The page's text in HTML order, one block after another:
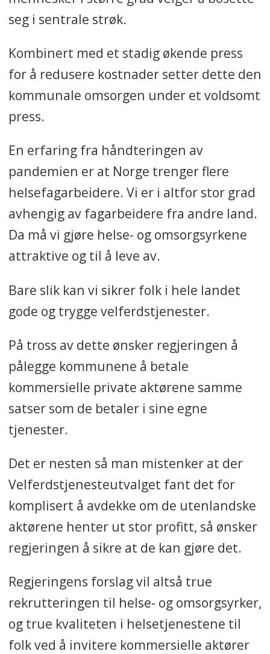
seg i sentrale strøk.
Kombinert med et stadig økende press
for å redusere kostnader setter dette den
kommunale omsorgen under et voldsomt
press.
En erfaring fra håndteringen av
pandemien er at Norge trenger flere
helsefagarbeidere. Vi er i altfor stor grad
avhengig av fagarbeidere fra andre land.
Da må vi gjøre helse- og omsorgsyrkene
attraktive og til å leve av.
Bare slik kan vi sikrer folk i hele landet
gode og trygge velferdstjenester.
På tross av dette ønsker regjeringen å
pålegge kommunene å betale
kommersielle private aktørene samme
satser som de betaler i sine egne
tjenester.
Det er nesten så man mistenker at der
Velferdstjenesteutvalget fant det for
komplisert å avdekke om de utenlandske
aktørene henter ut stor profitt, så ønsker
regjeringen å sikre at de kan gjøre det.
Regjeringens forslag vil altså true
rekrutteringen til helse- og omsorgsyrker,
og true kvaliteten i helsetjenestene til
folk ved å invitere kommersielle aktører